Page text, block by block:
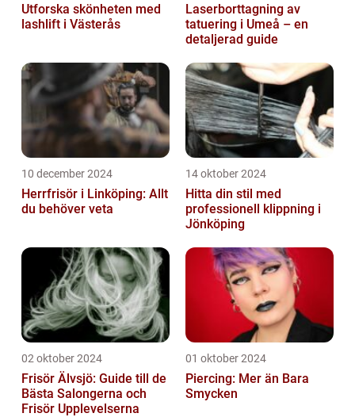
Utforska skönheten med
lashlift i Västerås
Laserborttagning av
tatuering i Umeå – en
detaljerad guide
10 december 2024
Herrfrisör i Linköping: Allt
du behöver veta
14 oktober 2024
Hitta din stil med
professionell klippning i
Jönköping
02 oktober 2024
Frisör Älvsjö: Guide till de
Bästa Salongerna och
Frisör Upplevelserna
01 oktober 2024
Piercing: Mer än Bara
Smycken